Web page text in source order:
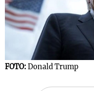
FOTO: Donald Trump